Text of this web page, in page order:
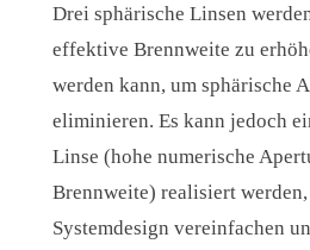
Drei sphärische Linsen
effektive Brennweite zu
werden kann, um sphärische
eliminieren. Es kann jedoch
Linse (hohe numerische
Brennweite) realisiert werden,
Systemdesign vereinfachen